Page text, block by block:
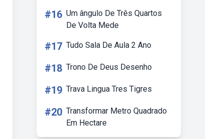
#16 Um ângulo De Três Quartos
De Volta Mede
#17 Tudo Sala De Aula 2 Ano
#18 Trono De Deus Desenho
#19 Trava Lingua Tres Tigres
#20 Transformar Metro Quadrado
Em Hectare